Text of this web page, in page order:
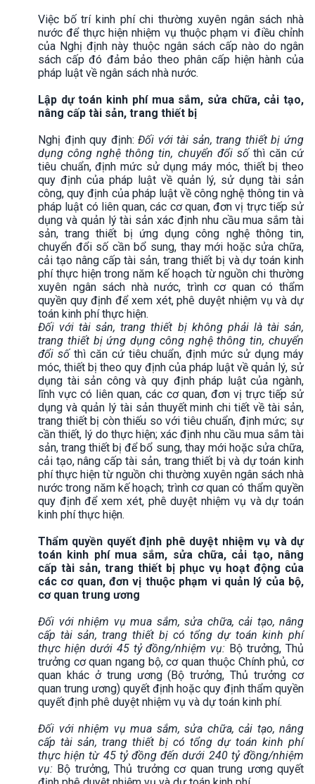
Việc bố trí kinh phí chi thường xuyên ngân sách nhà
nước để thực hiện nhiệm vụ thuộc phạm vi điều chỉnh
của Nghị định này thuộc ngân sách cấp nào do ngân
sách cấp đó đảm bảo theo phân cấp hiện hành của
pháp luật về ngân sách nhà nước.
Lập dự toán kinh phí mua sắm, sửa chữa, cải tạo,
nâng cấp tài sản, trang thiết bị
Nghị định quy định:Đối với tài sản, trang thiết bị ứng
dụng công nghệ thông tin, chuyển đổi số thì căn cứ
tiêu chuẩn, định mức sử dụng máy móc, thiết bị theo
quy định của pháp luật về quản lý, sử dụng tài sản
công, quy định của pháp luật về công nghệ thông tin và
pháp luật có liên quan, các cơ quan, đơn vị trực tiếp sử
dụng và quản lý tài sản xác định nhu cầu mua sắm tài
sản, trang thiết bị ứng dụng công nghệ thông tin,
chuyển đổi số cần bổ sung, thay mới hoặc sửa chữa,
cải tạo nâng cấp tài sản, trang thiết bị và dự toán kinh
phí thực hiện trong năm kế hoạch từ nguồn chi thường
xuyên ngân sách nhà nước, trình cơ quan có thẩm
quyền quy định để xem xét, phê duyệt nhiệm vụ và dự
toán kinh phí thực hiện.
Đối với tài sản, trang thiết bị không phải là tài sản,
trang thiết bị ứng dụng công nghệ thông tin, chuyển
đổi sốthì căn cứ tiêu chuẩn, định mức sử dụng máy
móc, thiết bị theo quy định của pháp luật về quản lý, sử
dụng tài sản công và quy định pháp luật của ngành,
lĩnh vực có liên quan, các cơ quan, đơn vị trực tiếp sử
dụng và quản lý tài sản thuyết minh chi tiết về tài sản,
trang thiết bị còn thiếu so với tiêu chuẩn, định mức; sự
cần thiết, lý do thực hiện; xác định nhu cầu mua sắm tài
sản, trang thiết bị để bổ sung, thay mới hoặc sửa chữa,
cải tạo, nâng cấp tài sản, trang thiết bị và dự toán kinh
phí thực hiện từ nguồn chi thường xuyên ngân sách nhà
nước trong năm kế hoạch; trình cơ quan có thẩm quyền
quy định để xem xét, phê duyệt nhiệm vụ và dự toán
kinh phí thực hiện.
Thẩm quyền quyết định phê duyệt nhiệm vụ và dự
toán kinh phí mua sắm, sửa chữa, cải tạo, nâng
cấp tài sản, trang thiết bị phục vụ hoạt động của
các cơ quan, đơn vị thuộc phạm vi quản lý của bộ,
cơ quan trung ương
Đối với nhiệm vụ mua sắm, sửa chữa, cải tạo, nâng
cấp tài sản, trang thiết bị có tổng dự toán kinh phí
thực hiện dưới 45 tỷ đồng/nhiệm vụ: Bộ trưởng, Thủ
trưởng cơ quan ngang bộ, cơ quan thuộc Chính phủ, cơ
quan khác ở trung ương (Bộ trưởng, Thủ trưởng cơ
quan trung ương) quyết định hoặc quy định thẩm quyền
quyết định phê duyệt nhiệm vụ và dự toán kinh phí.
Đối với nhiệm vụ mua sắm, sửa chữa, cải tạo, nâng
cấp tài sản, trang thiết bị có tổng dự toán kinh phí
thực hiện từ 45 tỷ đồng đến dưới 240 tỷ đồng/nhiệm
vụ: Bộ trưởng, Thủ trưởng cơ quan trung ương quyết